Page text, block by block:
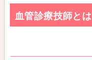
血管診療技師とは